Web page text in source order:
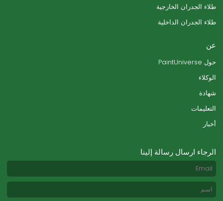
طلاء الجدران الخارجية
طلاء الجدران الداخلية
عن
حول PaintUniverse
الوكلاء
شهادة
التعليمات
أخبار
الرجاء ارسال رسالة إلينا